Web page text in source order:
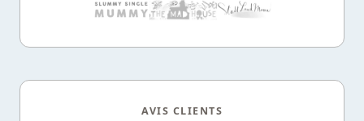
AVIS CLIENTS